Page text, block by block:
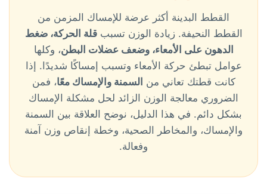
القطط البدينة أكثر عرضة للإمساك المزمن من
القطط النحيفة. زيادة الوزن تسببقلة الحركة، ضغط
الدهون على الأمعاء، وضعف عضلات البطن، وكلها
عوامل تبطئ حركة الأمعاء وتسبب إمساكًا شديدًا. إذا
كانت قطتك تعاني من السمنة والإمساك معًا، فمن
الضروري معالجة الوزن الزائد لحل مشكلة الإمساك
بشكل دائم. في هذا الدليل، نوضح العلاقة بين السمنة
والإمساك، والمخاطر الصحية، وخطة إنقاص وزن آمنة
وفعالة.